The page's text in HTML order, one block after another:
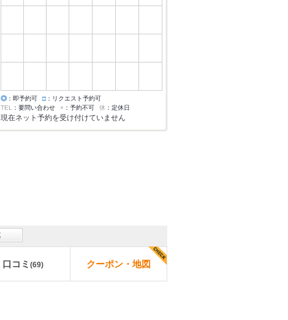
◎ ：即予約可 □ ：リクエスト予約可
TEL
：要問い合わせ × ：予約不可 休 ：定休日
現在ネット予約を受け付けていません
口コミ (69) クーポン・地図